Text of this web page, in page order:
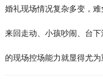
婚礼现场情况复杂多变，
来回走动、小孩吵闹、台
的现场控场能力就显得尤为